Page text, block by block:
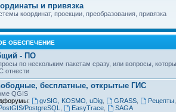
и привязка
координат, проекции, преобразования, привязка
ОБЕСПЕЧЕНИЕ
- ПО
по нескольким пакетам сразу, или вопросы,
отнести
бесплатные, открытые ГИС
QGIS
gvSIG, KOSMO, uDig, GRASS, Рецепты,
PostgreSQL
EasyTrace, SAGA